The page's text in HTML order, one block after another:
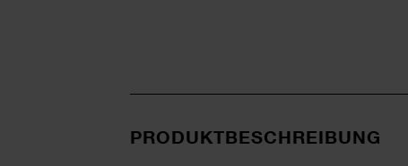
PRODUKTBESCHREIBUNG